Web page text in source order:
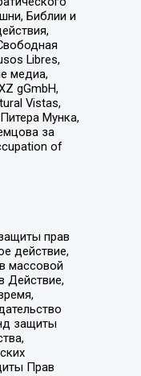
Библии и
Libres,
медиа,
gGmbH,
Vistas,
Мунка,
за
of
прав
действие,
массовой
Действие,
защиты
Прав